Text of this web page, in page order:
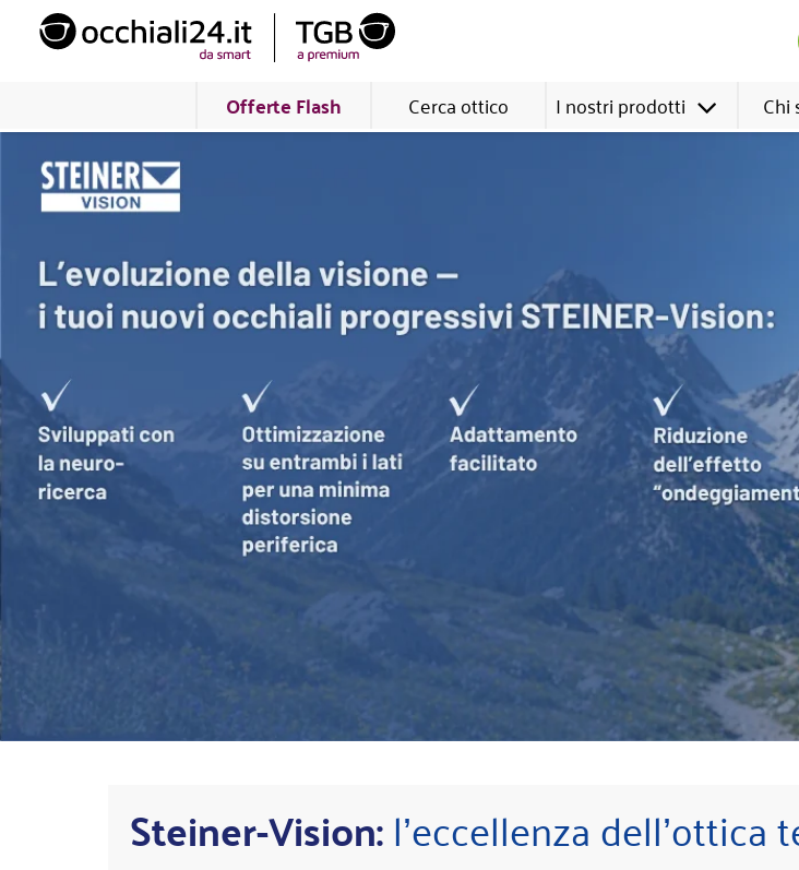
Offerte Flash Cerca ottico I nostri prodotti Chi
Steiner-Vision:l’eccellenza dell’ottica